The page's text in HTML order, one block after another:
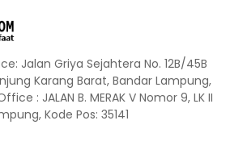
Jalan Griya Sejahtera No. 12B/45B
Karang Barat, Bandar Lampung,
: JALAN B. MERAK V Nomor 9, LK II
Kode Pos: 35141